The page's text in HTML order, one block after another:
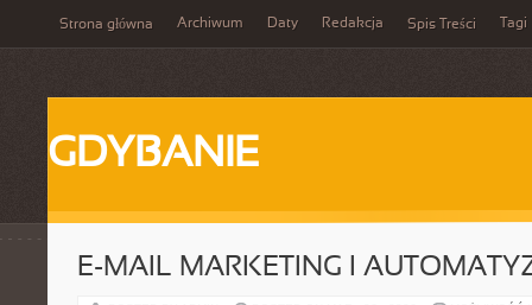
Strona główna Archiwum Daty Redakcja Spis Treści Tagi
GDYBANIE
E-MAIL MARKETING I